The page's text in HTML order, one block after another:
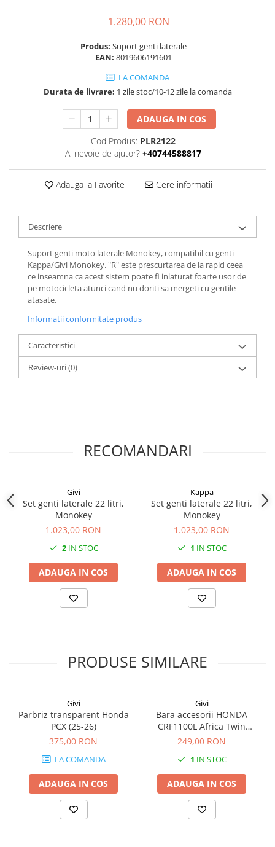
1.280,00 RON
Produs: Suport genti laterale
EAN: 8019606191601
LA COMANDA
Durata de livrare: 1 zile stoc/10-12 zile la comanda
ADAUGA IN COS
Cod Produs: PLR2122
Ai nevoie de ajutor? +40744588817
Adauga la Favorite Cere informatii
Descriere
Suport genti moto laterale Monokey, compatibil cu genti
Kappa/Givi Monokey. "R" este prescurtarea de la rapid ceea
ce inseamna ca acest sistem poate fi inlaturat foarte usor de
pe motocicleta atunci cand nu doriti sa mergeti cu gentile
atasate.
Informatii conformitate produs
Caracteristici
Review-uri(0)
RECOMANDARI
Givi
Set genti laterale 22 litri,
Monokey
1.023,00 RON
2IN STOC
ADAUGA IN COS
Kappa
Set genti laterale 22 litri,
Monokey
1.023,00 RON
1 IN STOC
ADAUGA IN COS
PRODUSE SIMILARE
Givi
Parbriz transparent Honda
PCX (25-26)
375,00 RON
LA COMANDA
ADAUGA IN COS
Givi
Bara accesorii HONDA
CRF1100L Africa Twin
Adventure Sports (20 - 23)
Adventure Sports (24)
CRF1100L AFRICA TWIN (24)
CRF1100L Africa Twin (20 -
23)
249,00 RON
1 IN STOC
ADAUGA IN COS